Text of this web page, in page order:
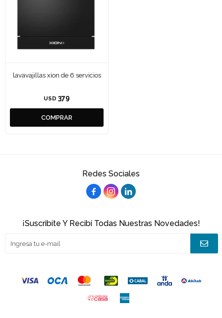
lavavajillas xion de 6 servicios
USD 379
Redes Sociales
  
¡Suscribite Y Recibí Todas Nuestras Novedades!